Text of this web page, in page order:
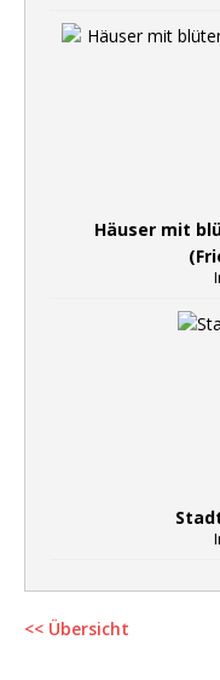
Häuser mit
<< Übersicht